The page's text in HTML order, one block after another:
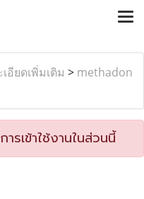
อียดเพิ่มเติม > methadon
รเข้าใช้งานในส่วนนี้